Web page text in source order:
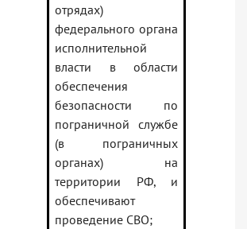
отрядах)
федерального органа
исполнительной
власти в области
обеспечения
безопасности по
пограничной службе
(в пограничных
органах) на
территории РФ, и
обеспечивают
проведение СВО;